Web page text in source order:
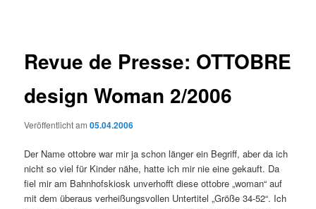
Revue de Presse: OTTOBRE
design Woman 2/2006
Veröffentlicht am05.04.2006
Der Name ottobre war mir ja schon länger ein Begriff, aber da ich
nicht so viel für Kinder nähe, hatte ich mir nie eine gekauft. Da
fiel mir am Bahnhofskiosk unverhofft diese ottobre „woman“ auf
mit dem überaus verheißungsvollen Untertitel „Größe 34-52“. Ich